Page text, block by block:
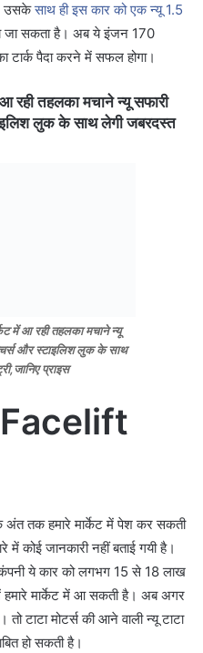
उसकेसाथ ही इस कार को एक न्यू 1.5
जा सकता है। अब ये इंजन 170
टार्क पैदा करने में सफल होगा।
तहलका मचाने न्यू सफारी
लुक के साथ लेगी जबरदस्त
में आ रही तहलका मचाने न्यू
और स्टाइलिश लुक के साथ
प्राइस
अंत तक हमारे मार्केट में पेश कर सकती
कोई जानकारी नहीं बताई गयी है।
कंपनी ये कार को लगभग 15 से 18 लाख
मार्केट में आ सकती है। अब अगर
टाटा मोटर्स की आने वाली न्यू टाटा
हो सकती है।